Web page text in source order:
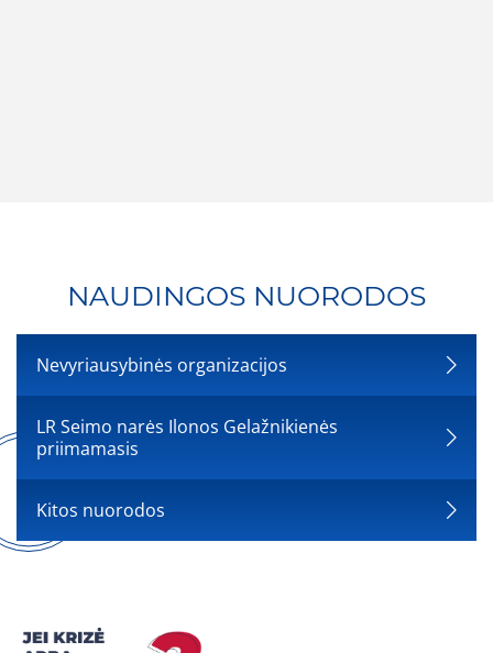
NAUDINGOS NUORODOS
Nevyriausybinės organizacijos
LR Seimo narės Ilonos Gelažnikienės
priimamasis
Kitos nuorodos